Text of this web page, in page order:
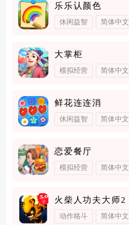
乐乐认颜色
休闲益智 简体中文
大掌柜
模拟经营 简体中文
鲜花连连消
休闲益智 简体中文
恋爱餐厅
模拟经营 简体中文
火柴人功夫大师2
动作格斗 简体中文